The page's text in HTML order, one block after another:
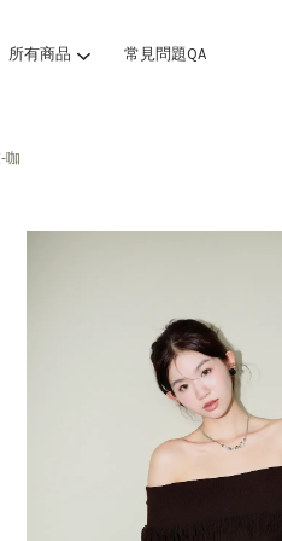
所有商品 常見問題QA
咖